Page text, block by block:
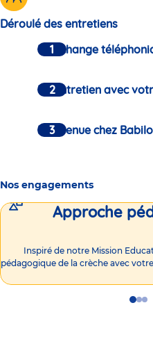
Déroulé des entretiens
Un échange
Un entretien avec
Bienvenue chez
Nos engagements
Approche
Inspiré de notre Mission
pédagogique de la crèche avec
GoGoGo